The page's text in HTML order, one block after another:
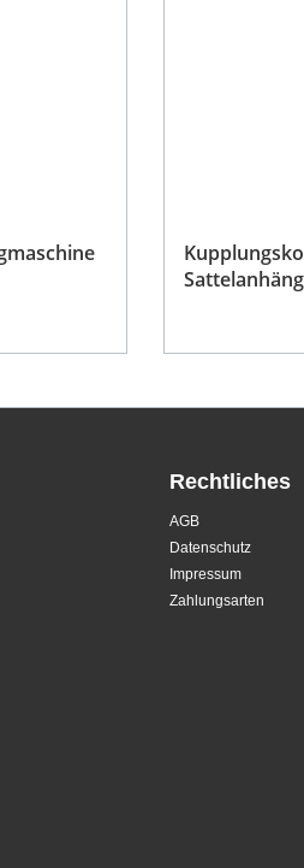
Rechtliches
AGB
Datenschutz
Impressum
Zahlungsarten